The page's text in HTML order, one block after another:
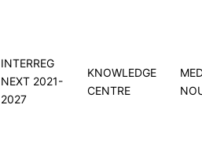
INTERREG
NEXT 2021-
2027
KNOWLEDGE
CENTRE